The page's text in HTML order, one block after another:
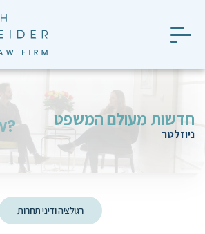
חדשות מעולם המשפט
ניוזלטר ?What’s New
רגולציה ודיני תחרות